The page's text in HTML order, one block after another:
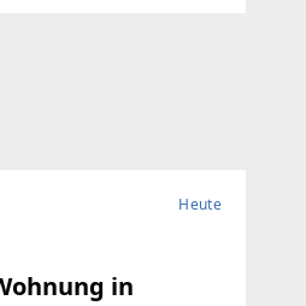
Heute
in